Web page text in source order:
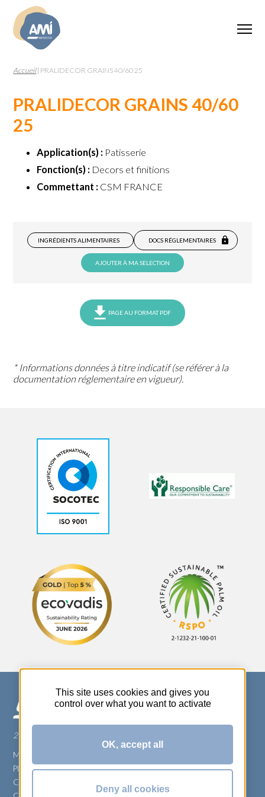
Accueil| PRALIDECOR GRAINS 40/60 25
PRALIDECOR GRAINS 40/60
25
Application(s) : Patisserie
Fonction(s) : Decors et finitions
Commettant : CSM FRANCE
INGRÉDIENTS ALIMENTAIRES DOCS RÉGLEMENTAIRES
AJOUTER À MA SELECTION
PAGE AU FORMAT PDF
* Informations données à titre indicatif (se référer à la
documentation réglementaire en vigueur).
270 Rue Thérèse Planiol - 37310 TAUXIGNY
Mentions légales
Plan du site
Carrière
This site uses cookies and gives you
control over what you want to activate
OK, accept all
Deny all cookies